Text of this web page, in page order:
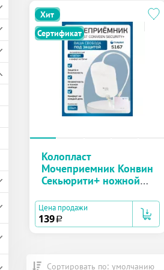
Хит
Сертификат
Колопласт
Мочеприемник Конвин
Секьюрити+ ножной
см, объем 750 мл №1
(5167)
Цена продажи
139a
Сортировать по: умолчанию